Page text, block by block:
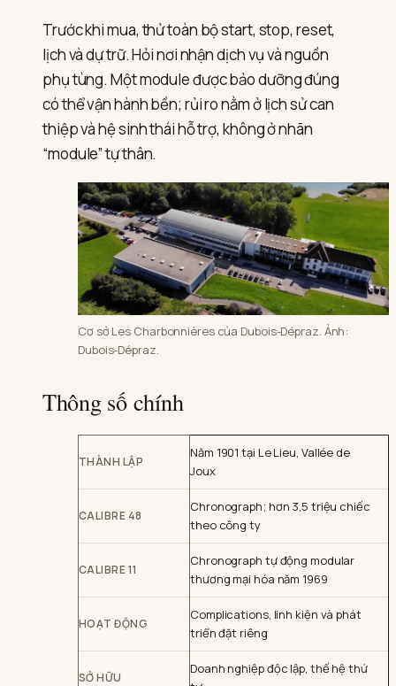
Trước khi mua, thử toàn bộ start, stop, reset,
lịch và dự trữ. Hỏi nơi nhận dịch vụ và nguồn
phụ tùng. Một module được bảo dưỡng đúng
có thể vận hành bền; rủi ro nằm ở lịch sử can
thiệp và hệ sinh thái hỗ trợ, không ở nhãn
“module” tự thân.
Cơ sở Les Charbonnières của Dubois-Dépraz. Ảnh:
Dubois-Dépraz.
Thông số chính
THÀNH LẬP
Năm 1901 tại Le Lieu, Vallée de
Joux
CALIBRE 48
Chronograph; hơn 3,5 triệu chiếc
theo công ty
CALIBRE 11
Chronograph tự động modular
thương mại hóa năm 1969
HOẠT ĐỘNG
Complications, linh kiện và phát
triển đặt riêng
SỞ HỮU
Doanh nghiệp độc lập, thế hệ thứ